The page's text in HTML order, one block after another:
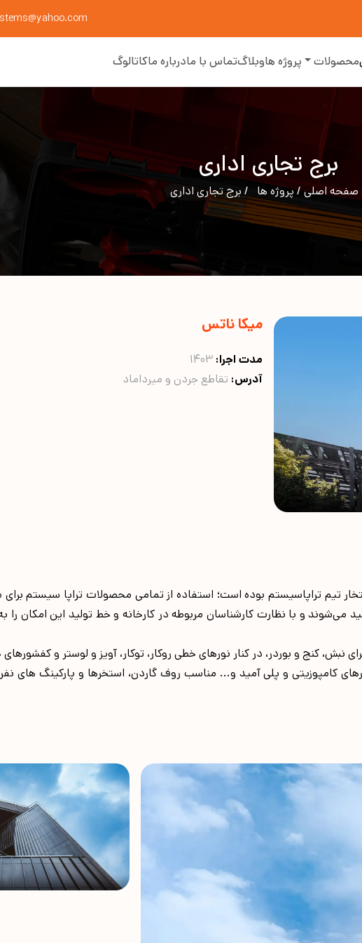
محصولات پروژه هاوبلاگتماس با مادرباره ماکاتالوگ
برج تجاری اداری
صفحه اصلی پروژه ها برج تجاری اداری
میکا ناتس
مدت اجرا: 1403
آدرس: تقاطع جردن و میرداماد
تیم تراپاسیستم بوده است؛ استفاده از تمامی محصولات تراپا سیستم
می‌شوند و با نظارت کارشناسان مربوطه در کارخانه و خط تولید این امکان
نبش، کنج و بوردر، در کنار نورهای خطی روکار، توکار، آویز و لوستر و
کامپوزیتی و پلی آمید و... مناسب روف گاردن، استخرها و پارکینگ های